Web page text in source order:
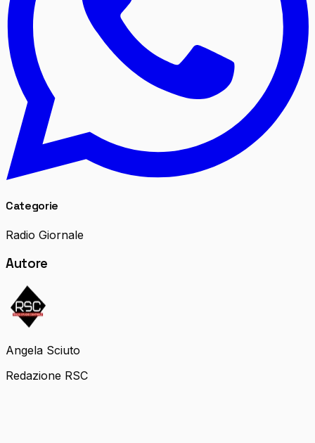
Categorie
Radio Giornale
Autore
Angela Sciuto
Redazione RSC